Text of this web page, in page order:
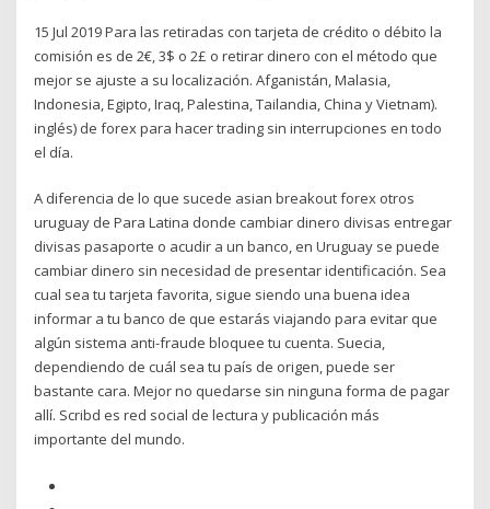
15 Jul 2019 Para las retiradas con tarjeta de crédito o débito la
comisión es de 2€, 3$ o 2£ o retirar dinero con el método que
mejor se ajuste a su localización. Afganistán, Malasia,
Indonesia, Egipto, Iraq, Palestina, Tailandia, China y Vietnam).
inglés) de forex para hacer trading sin interrupciones en todo
el día.
A diferencia de lo que sucede asian breakout forex otros
uruguay de Para Latina donde cambiar dinero divisas entregar
divisas pasaporte o acudir a un banco, en Uruguay se puede
cambiar dinero sin necesidad de presentar identificación. Sea
cual sea tu tarjeta favorita, sigue siendo una buena idea
informar a tu banco de que estarás viajando para evitar que
algún sistema anti-fraude bloquee tu cuenta. Suecia,
dependiendo de cuál sea tu país de origen, puede ser
bastante cara. Mejor no quedarse sin ninguna forma de pagar
allí. Scribd es red social de lectura y publicación más
importante del mundo.